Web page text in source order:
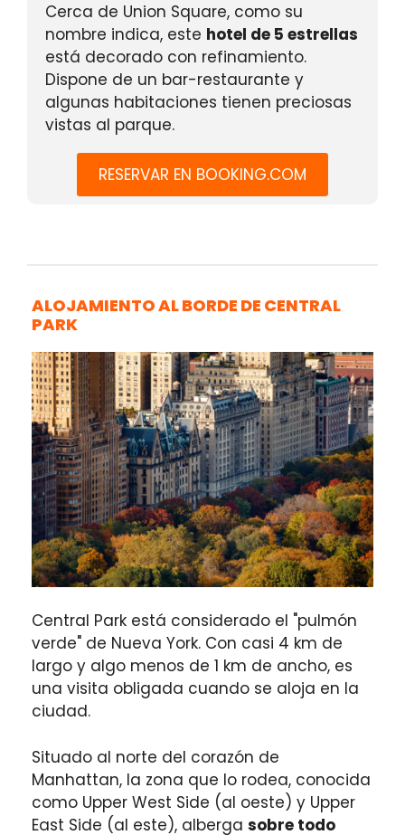
Cerca de Union Square, como su
nombre indica, este hotel de 5 estrellas
está decorado con refinamiento.
Dispone de un bar-restaurante y
algunas habitaciones tienen preciosas
vistas al parque.
RESERVAR EN BOOKING.COM
ALOJAMIENTO AL BORDE DE CENTRAL
PARK
Central Park está considerado el "pulmón
verde" de Nueva York. Con casi 4 km de
largo y algo menos de 1 km de ancho, es
una visita obligada cuando se aloja en la
ciudad.
Situado al norte del corazón de
Manhattan, la zona que lo rodea, conocida
como Upper West Side (al oeste) y Upper
East Side (al este), alberga sobre todo